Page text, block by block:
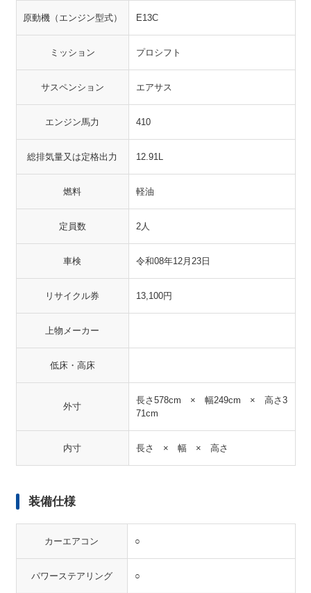
原動機（エンジン型式） E13C
ミッション プロシフト
サスペンション エアサス
エンジン馬力 410
総排気量又は定格出力 12.91L
燃料 軽油
定員数 2人
車検 令和08年12月23日
リサイクル券 13,100円
上物メーカー
低床・高床
外寸
長さ578cm × 幅249cm × 高さ3
71cm
内寸 長さ × 幅 × 高さ
装備仕様
カーエアコン ○
パワーステアリング ○